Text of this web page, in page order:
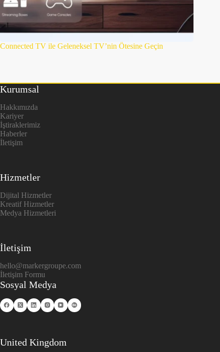
Connected TV ile Geleneksel TV’nin Ötesine Geçin
Kurumsal
Hakkımızda
Kariyer
İştiraklerimiz
Haberler
İletişim
Hizmetler
Dijital Hizmetler
Kreatif Hizmetler
Medya Hizmetleri
İletişim
hello@markergroupe.com
İletişim Formu
Sosyal Medya
United Kingdom